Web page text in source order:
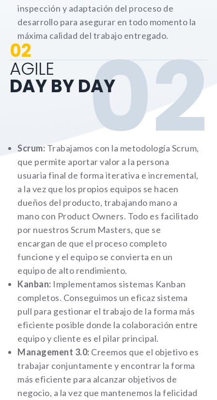
inspección y adaptación del proceso de
desarrollo para asegurar en todo momento la
máxima calidad del trabajo entregado.
02
AGILE
DAY BY DAY02
Scrum: Trabajamos con la metodología Scrum,
que permite aportar valor a la persona
usuaria final de forma iterativa e incremental,
a la vez que los propios equipos se hacen
dueños del producto, trabajando mano a
mano con Product Owners. Todo es facilitado
por nuestros Scrum Masters, que se
encargan de que el proceso completo
funcione y el equipo se convierta en un
equipo de alto rendimiento.
Kanban: Implementamos sistemas Kanban
completos. Conseguimos un eficaz sistema
pull para gestionar el trabajo de la forma más
eficiente posible donde la colaboración entre
equipo y cliente es el pilar principal.
Management 3.0: Creemos que el objetivo es
trabajar conjuntamente y encontrar la forma
más eficiente para alcanzar objetivos de
negocio, a la vez que mantenemos la felicidad